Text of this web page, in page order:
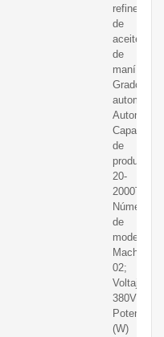
refinería
de
aceite
de
maní;
Grado
Capacidad
de
20-
2000T/día;
Número
de
modelo:
Mach-
02;
Voltaje:
380V;
Potencia
(W)